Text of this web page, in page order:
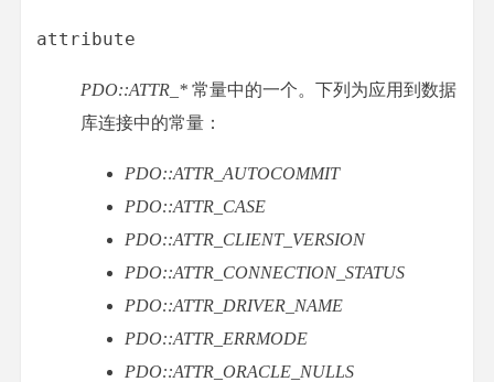
attribute
PDO::ATTR_* 常量中的一个。下列为应用到数据
库连接中的常量：
PDO::ATTR_AUTOCOMMIT
PDO::ATTR_CASE
PDO::ATTR_CLIENT_VERSION
PDO::ATTR_CONNECTION_STATUS
PDO::ATTR_DRIVER_NAME
PDO::ATTR_ERRMODE
PDO::ATTR_ORACLE_NULLS